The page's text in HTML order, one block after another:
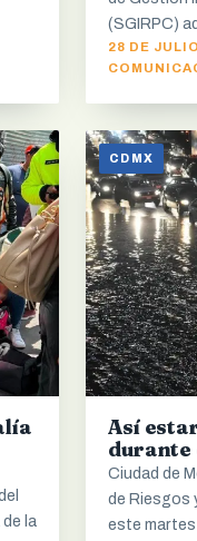
(SGIRPC)
28 DE
la
CDMX
Así
durante
Ciudad de
de Riesgos
este martes